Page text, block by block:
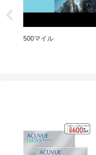
500マイル